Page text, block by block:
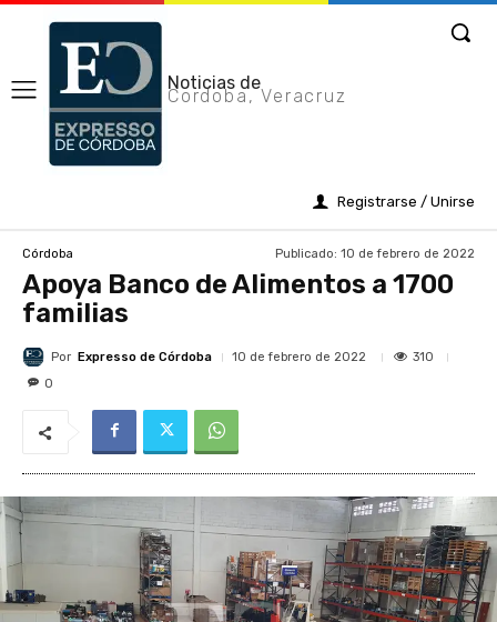
Noticias de
Cordoba, Veracruz
Registrarse / Unirse
Córdoba Publicado: 10 de febrero de 2022
Apoya Banco de Alimentos a 1700
familias
Por Expresso de Córdoba 10 de febrero de 2022
310
0